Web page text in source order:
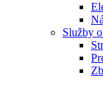
Služby